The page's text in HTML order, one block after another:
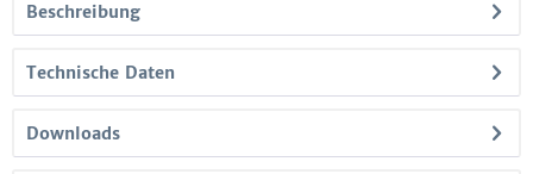
Beschreibung
Technische Daten
Downloads